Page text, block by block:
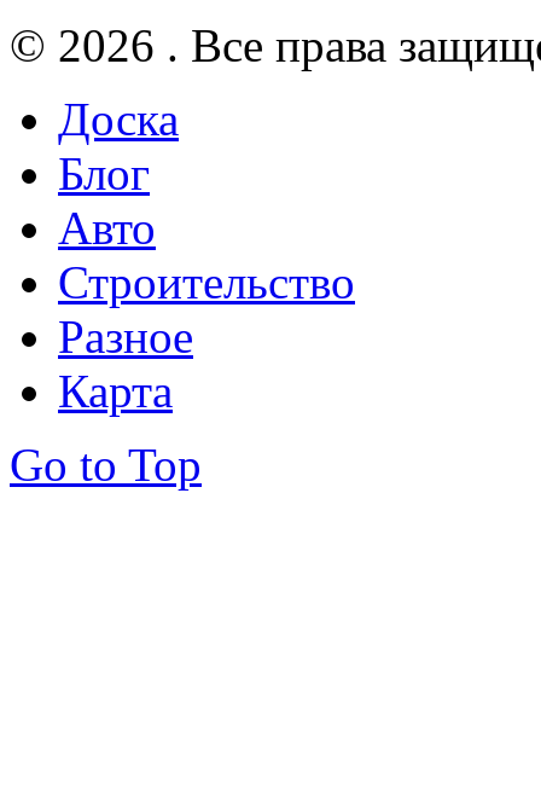
© 2026 . Все права
Доска
Блог
Авто
Строительство
Разное
Карта
Go to Top